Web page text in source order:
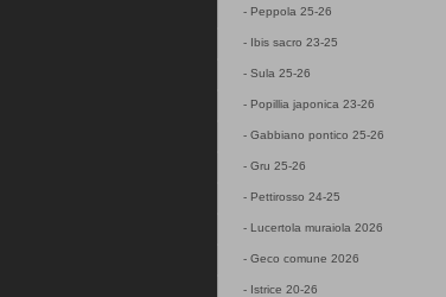
- Peppola 25-26
- Ibis sacro 23-25
- Sula 25-26
- Popillia japonica 23-26
- Gabbiano pontico 25-26
- Gru 25-26
- Pettirosso 24-25
- Lucertola muraiola 2026
- Geco comune 2026
- Istrice 20-26